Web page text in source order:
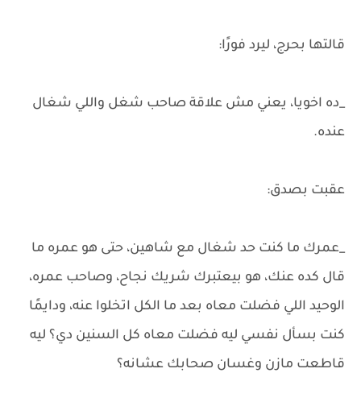
قالتها بحرج، ليرد فورًا:
_ده اخويا، يعني مش علاقة صاحب شغل واللي شغال
عنده.
عقبت بصدق:
_عمرك ما كنت حد شغال مع شاهين، حتى هو عمره ما
قال كده عنك، هو بيعتبرك شريك نجاح، وصاحب عمره،
الوحيد اللي فضلت معاه بعد ما الكل اتخلوا عنه، ودايمًا
كنت بسأل نفسي ليه فضلت معاه كل السنين دي؟ ليه
قاطعت مازن وغسان صحابك عشانه؟